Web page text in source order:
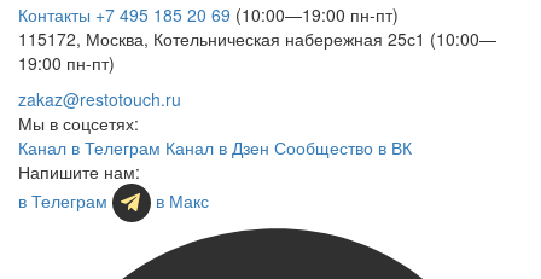
Контакты +7 495 185 20 69 (10:00—19:00 пн-пт)
115172, Москва, Котельническая набережная 25с1 (10:00—
19:00 пн-пт)
zakaz@restotouch.ru
Мы в соцсетях:
Канал в Телеграм Канал в Дзен Сообщество в ВК
Напишите нам:
в Телеграм
в Макс